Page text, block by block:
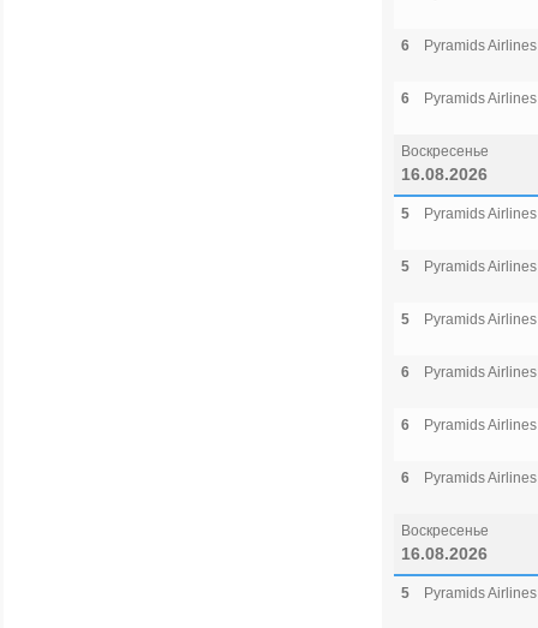
6 Pyramids Airlines
6 Pyramids Airlines
Воскресенье
16.08.2026
5 Pyramids Airlines
5 Pyramids Airlines
5 Pyramids Airlines
6 Pyramids Airlines
6 Pyramids Airlines
6 Pyramids Airlines
Воскресенье
16.08.2026
5 Pyramids Airlines